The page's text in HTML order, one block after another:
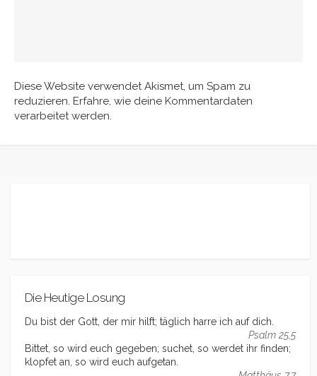
Diese Website verwendet Akismet, um Spam zu
reduzieren. Erfahre, wie deine Kommentardaten
verarbeitet werden.
Die Heutige Losung
Du bist der Gott, der mir hilft; täglich harre ich auf dich.
Psalm 25,5
Bittet, so wird euch gegeben; suchet, so werdet ihr finden;
klopfet an, so wird euch aufgetan.